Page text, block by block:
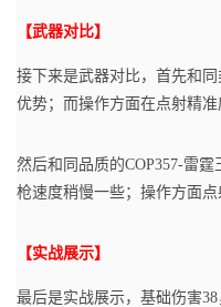
【武器对比】
接下来是武器对比，首先和
优势；而操作方面在点射精
然后和同品质的COP357-雷
枪速度稍慢一些；操作方面点
【实战展示】
最后是实战展示，基础伤害